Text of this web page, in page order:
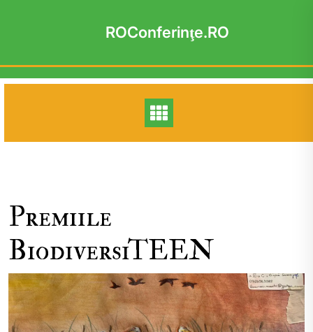
ROConferinţe.RO
Premiile
BiodiversiTEEN